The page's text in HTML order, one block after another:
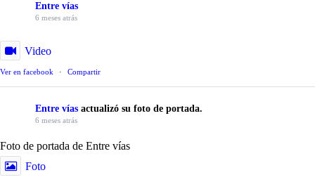
Entre vías
6 meses atrás
Video
Ver en facebook · Compartir
Entre vías actualizó su foto de portada.
6 meses atrás
Foto de portada de Entre vías
Foto